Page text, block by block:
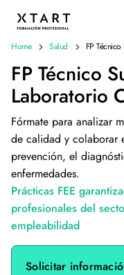
Home Salud FP
FP Técnico
Laboratorio
Fórmate para analizar
de calidad y colaborar
prevención, el
enfermedades.
Prácticas FEE
profesionales del
empleabilidad
Solicitar